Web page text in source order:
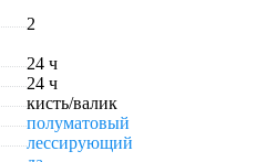
2
24 ч
24 ч
кисть/валик
полуматовый
лессирующий